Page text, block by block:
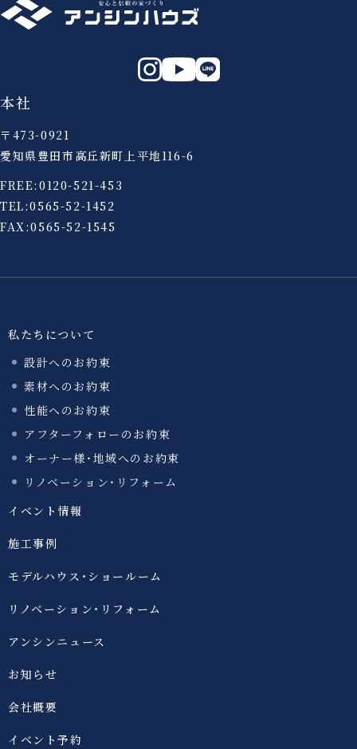
私たちについて
設計へのお約束
素材へのお約束
性能へのお約束
アフターフォローのお約束
オーナー様・地域へのお約束
リノベーション・リフォーム
イベント情報
施工事例
モデルハウス・ショールーム
リノベーション・リフォーム
アンシンニュース
お知らせ
会社概要
イベント予約
本社
〒473-0921
愛知県豊田市高丘新町上平地116-6
FREE: 0120-521-453
TEL:0565-52-1452
FAX:0565-52-1545